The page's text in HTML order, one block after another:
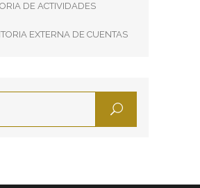
DE ACTIVIDADES
EXTERNA DE CUENTAS